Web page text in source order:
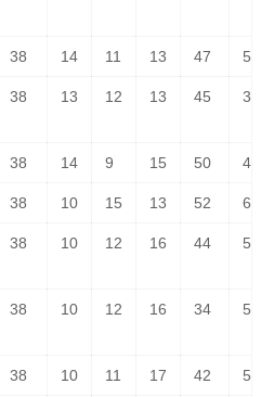
38 14 11 13 47 52
38 13 12 13 45 35
38 14 9 15 50 46
38 10 15 13 52 66
38 10 12 16 44 58
38 10 12 16 34 51
38 10 11 17 42 52